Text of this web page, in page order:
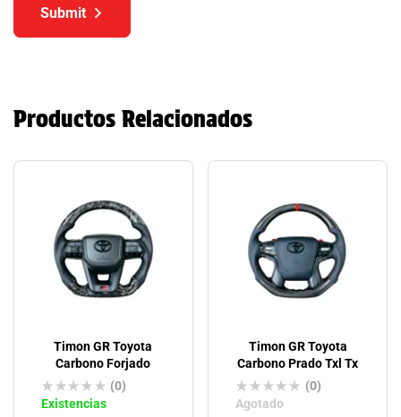
Submit
Productos Relacionados
Timon GR Toyota
Carbono Forjado
(0)
Existencias
Timon GR Toyota
Carbono Prado Txl Tx
(0)
Agotado